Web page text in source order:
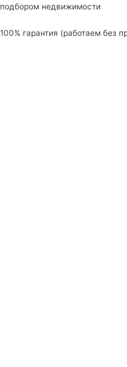
подбором недвижимости
100% гарантия (работаем без